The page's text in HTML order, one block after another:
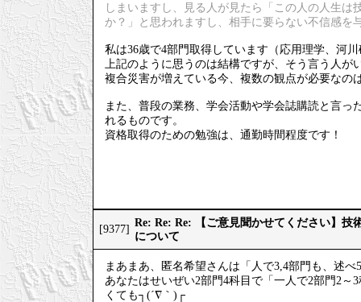
しまいますし、見る人が見たら「この人の人生
か？」と思われますし、相手に要らない不信感を
私は36歳で4部門取得しています（応用理学、河
上記のように思うのは結構ですが、そう言う人が
複合災害が増えている今、複数の観点が必要なの
また、普段の業務、学会活動や学会誌購読と言
れるものです。
資格取得のための勉強は、通勤時間程度です！
[9377]
Re: Re: Re: 【ご意見聞かせてください】技
について
まあまあ、匿名希望さんは「人で3,4部門も、述
あなたはせいぜい2部門4科目で「一人で2部門2
くても┐(´∇｀)┌